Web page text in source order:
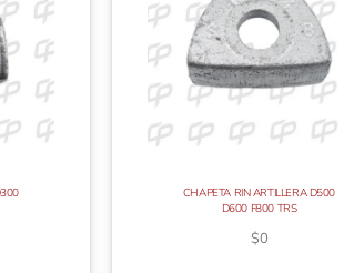
CHAPETA RIN ARTILLERA D500
D600 F800 TRS
$0